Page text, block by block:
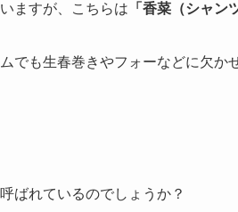
ますが、こちらは 「香菜（シャン
でも生春巻きやフォーなどに欠か
ばれているのでしょうか？